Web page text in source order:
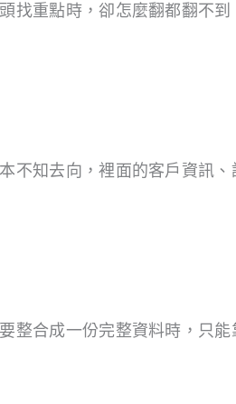
找重點時，卻怎麼翻都翻不到
不知去向，裡面的客戶資訊、
整合成一份完整資料時，只能